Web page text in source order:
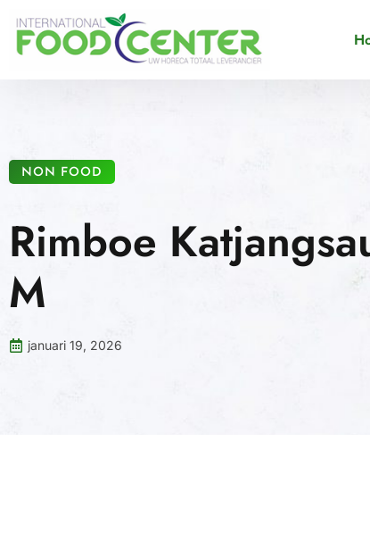
NON FOOD
Rimboe
M
januari 19, 2026